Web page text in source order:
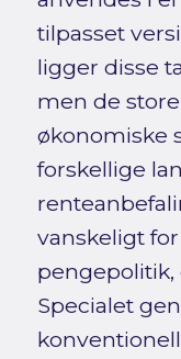
tilpasset
ligger disse
men de
økonomiske
forskellige
vanskeligt
pengepolitik,
Specialet